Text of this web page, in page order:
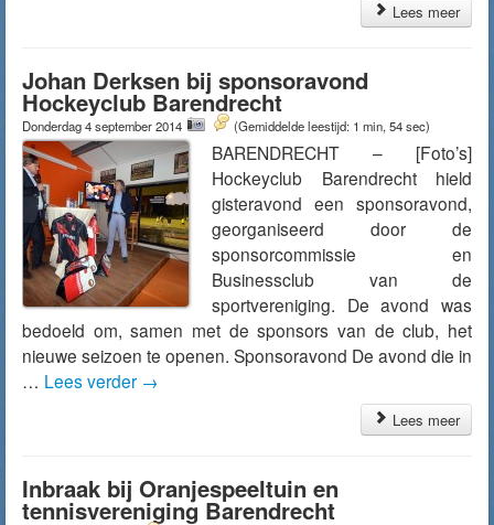
Lees meer
Johan Derksen bij sponsoravond
Hockeyclub Barendrecht
Donderdag 4 september 2014 (Gemiddelde leestijd: 1 min, 54 sec)
BARENDRECHT – [Foto’s]
Hockeyclub Barendrecht hield
gisteravond een sponsoravond,
georganiseerd door de
sponsorcommissie en
Businessclub van de
sportvereniging. De avond was
bedoeld om, samen met de sponsors van de club, het
nieuwe seizoen te openen. Sponsoravond De avond die in
… Lees verder →
Lees meer
Inbraak bij Oranjespeeltuin en
tennisvereniging Barendrecht